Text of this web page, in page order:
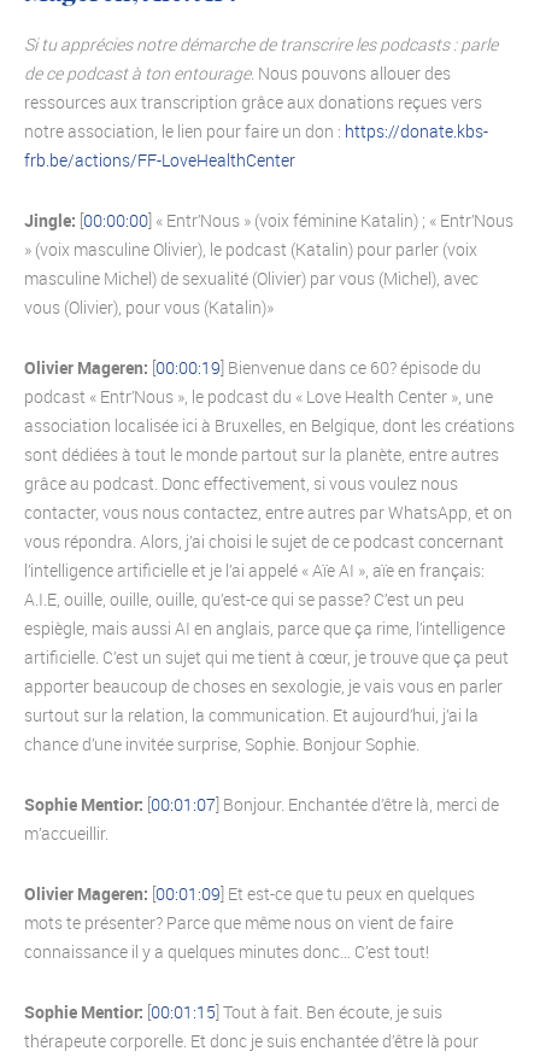
Si tu apprécies notre démarche de transcrire les podcasts : parle
de ce podcast à ton entourage. Nous pouvons allouer des
ressources aux transcription grâce aux donations reçues vers
notre association, le lien pour faire un don : https://donate.kbs-
frb.be/actions/FF-LoveHealthCenter
Jingle: [00:00:00] « Entr’Nous » (voix féminine Katalin) ; « Entr’Nous
» (voix masculine Olivier), le podcast (Katalin) pour parler (voix
masculine Michel) de sexualité (Olivier) par vous (Michel), avec
vous (Olivier), pour vous (Katalin)»
Olivier Mageren: [00:00:19] Bienvenue dans ce 60? épisode du
podcast « Entr’Nous », le podcast du « Love Health Center », une
association localisée ici à Bruxelles, en Belgique, dont les créations
sont dédiées à tout le monde partout sur la planète, entre autres
grâce au podcast. Donc effectivement, si vous voulez nous
contacter, vous nous contactez, entre autres par WhatsApp, et on
vous répondra. Alors, j’ai choisi le sujet de ce podcast concernant
l’intelligence artificielle et je l’ai appelé « Aïe AI », aïe en français:
A.I.E, ouille, ouille, ouille, qu’est-ce qui se passe? C’est un peu
espiègle, mais aussi AI en anglais, parce que ça rime, l’intelligence
artificielle. C’est un sujet qui me tient à cœur, je trouve que ça peut
apporter beaucoup de choses en sexologie, je vais vous en parler
surtout sur la relation, la communication. Et aujourd’hui, j’ai la
chance d’une invitée surprise, Sophie. Bonjour Sophie.
Sophie Mentior: [00:01:07] Bonjour. Enchantée d’être là, merci de
m’accueillir.
Olivier Mageren: [00:01:09] Et est-ce que tu peux en quelques
mots te présenter? Parce que même nous on vient de faire
connaissance il y a quelques minutes donc… C’est tout!
Sophie Mentior: [00:01:15] Tout à fait. Ben écoute, je suis
thérapeute corporelle. Et donc je suis enchantée d’être là pour